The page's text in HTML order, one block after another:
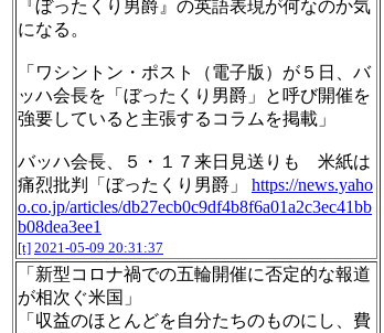
『ぼったくり男爵』の英語表現が何なのか気
になる。
「ワシントン・ポスト（電子版）が５日、バ
ッハ会長を「ぼったくり男爵」と呼び開催を
強要していると主張するコラムを掲載」
バッハ会長、５・１７来日見送りも 米紙は
痛烈批判「ぼったくり男爵」 https://news.yaho
o.co.jp/articles/db27ecb0c9df4b8f6a01a2c3ec41bb
b08dea3ee1
[t] 2021-05-09 20:31:37
「新型コロナ禍での五輪開催に否定的な報道
が相次ぐ米国」
「収益のほとんどを自分たちのものにし、費